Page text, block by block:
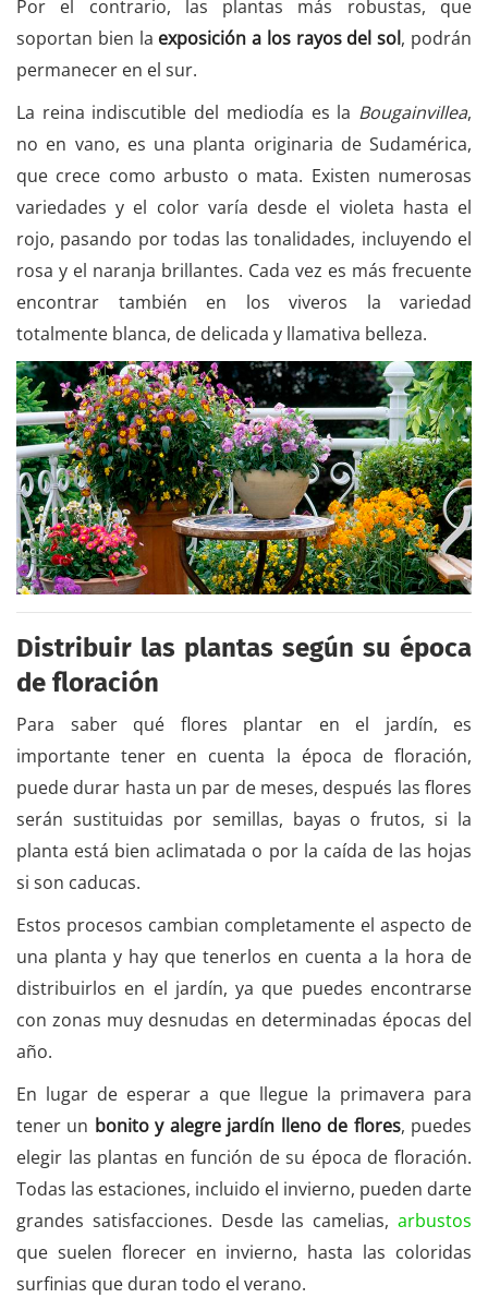
Por el contrario, las plantas más robustas, que
soportan bien la exposición a los rayos del sol, podrán
permanecer en el sur.
La reina indiscutible del mediodía es la Bougainvillea,
no en vano, es una planta originaria de Sudamérica,
que crece como arbusto o mata. Existen numerosas
variedades y el color varía desde el violeta hasta el
rojo, pasando por todas las tonalidades, incluyendo el
rosa y el naranja brillantes. Cada vez es más frecuente
encontrar también en los viveros la variedad
totalmente blanca, de delicada y llamativa belleza.
Distribuir las plantas según su época
de floración
Para saber qué flores plantar en el jardín, es
importante tener en cuenta la época de floración,
puede durar hasta un par de meses, después las flores
serán sustituidas por semillas, bayas o frutos, si la
planta está bien aclimatada o por la caída de las hojas
si son caducas.
Estos procesos cambian completamente el aspecto de
una planta y hay que tenerlos en cuenta a la hora de
distribuirlos en el jardín, ya que puedes encontrarse
con zonas muy desnudas en determinadas épocas del
año.
En lugar de esperar a que llegue la primavera para
tener un bonito y alegre jardín lleno de flores, puedes
elegir las plantas en función de su época de floración.
Todas las estaciones, incluido el invierno, pueden darte
grandes satisfacciones. Desde las camelias, arbustos
que suelen florecer en invierno, hasta las coloridas
surfinias que duran todo el verano.